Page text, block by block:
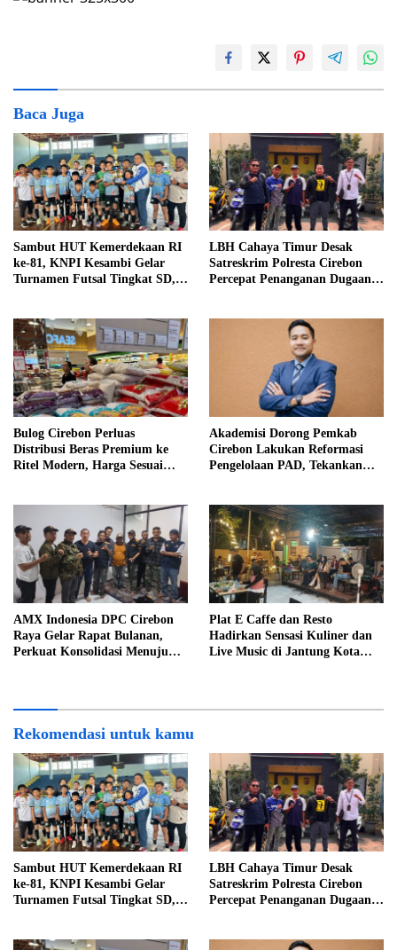
Baca Juga
Sambut HUT Kemerdekaan RI
ke-81, KNPI Kesambi Gelar
Turnamen Futsal Tingkat SD,
LBH Cahaya Timur Desak
Satreskrim Polresta Cirebon
Percepat Penanganan Dugaan
Bulog Cirebon Perluas
Distribusi Beras Premium ke
Ritel Modern, Harga Sesuai
Akademisi Dorong Pemkab
Cirebon Lakukan Reformasi
Pengelolaan PAD, Tekankan
AMX Indonesia DPC Cirebon
Raya Gelar Rapat Bulanan,
Perkuat Konsolidasi Menuju
Plat E Caffe dan Resto
Hadirkan Sensasi Kuliner dan
Live Music di Jantung Kota
Rekomendasi untuk kamu
Sambut HUT Kemerdekaan RI
ke-81, KNPI Kesambi Gelar
Turnamen Futsal Tingkat SD,
LBH Cahaya Timur Desak
Satreskrim Polresta Cirebon
Percepat Penanganan Dugaan